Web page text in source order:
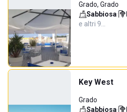
Grado, Grado
Sabbiosa·
e altri 9…
Key West
Grado
Sabbiosa·